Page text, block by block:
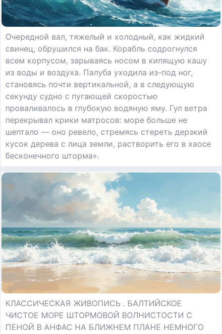
Очередной вал, тяжелый и холодный, как жидкий
свинец, обрушился на бак. Корабль содрогнулся
всем корпусом, зарываясь носом в кипящую кашу
из воды и воздуха. Палуба уходила из-под ног,
становясь почти вертикальной, а в следующую
секунду судно с пугающей скоростью
проваливалось в глубокую водяную яму. Гул ветра
перекрывал крики матросов: море больше не
шептало — оно ревело, стремясь стереть дерзкий
кусок дерева с лица земли, растворить его в хаосе
бесконечного шторма».
КЛАССИЧЕСКАЯ ЖИВОПИСЬ . БАЛТИЙСКОЕ
ЧИСТОЕ МОРЕ ШТОРМОВОЙ ВОЛНИСТОСТИ С
ПЕНОЙ В АНФАС НА БЛИЖНЕМ ПЛАНЕ НЕМНОГО